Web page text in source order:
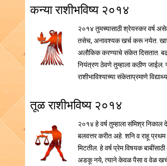
कन्या राशीभविष्य २०१४
२०१४ तुमच्यासाठी श्रेयस्कर वर्ष
तसेच, अनावश्यक खर्च करू नयेत. खास
अलौकिक करण्याचे संकेत दिसतात.
नियंत्रण ठेवणे तुम्हाला कठीण
राशीभाविश्याच्या संकेताप्रमाणे
तूळ राशीभविष्य २०१४
२०१४ हे वर्ष तुम्हाला संमिश्र
बलवत्तर करीत अहे. शनि व राहू
मिटतील. हे वर्ष प्रेम विषयक
अडकू नये, त्याने केवळ पैसा व वेळ